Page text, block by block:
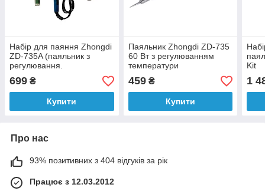
Набір для паяння Zhongdi
ZD-735A (паяльник з
регулювання.
температури, підставка, 5
наконечників, припій,
стружка)
699 ₴
Купити
Паяльник Zhongdi ZD-735
60 Вт з регулюванням
температури
459₴
Купити
Kit
1
Про нас
93% позитивних з 404 відгуків за рік
Працює з 12.03.2012